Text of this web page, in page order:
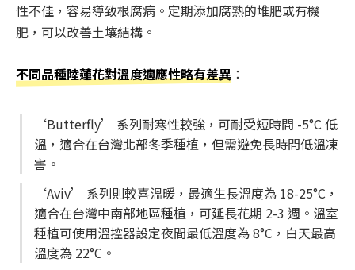
性不佳，容易導致根腐病。定期添加腐熟的堆肥或有機
肥，可以改善土壤結構。
不同品種陸蓮花對溫度適應性略有差異 ：
‘Butterfly’ 系列耐寒性較強，可耐受短時間 -5°C 低
溫，適合在台灣北部冬季種植，但需避免長時間低溫凍
害。
‘Aviv’ 系列則較喜溫暖，最適生長溫度為 18-25°C，
適合在台灣中南部地區種植，可延長花期 2-3 週。溫室
種植可使用溫控器設定夜間最低溫度為 8°C，白天最高
溫度為 22°C。